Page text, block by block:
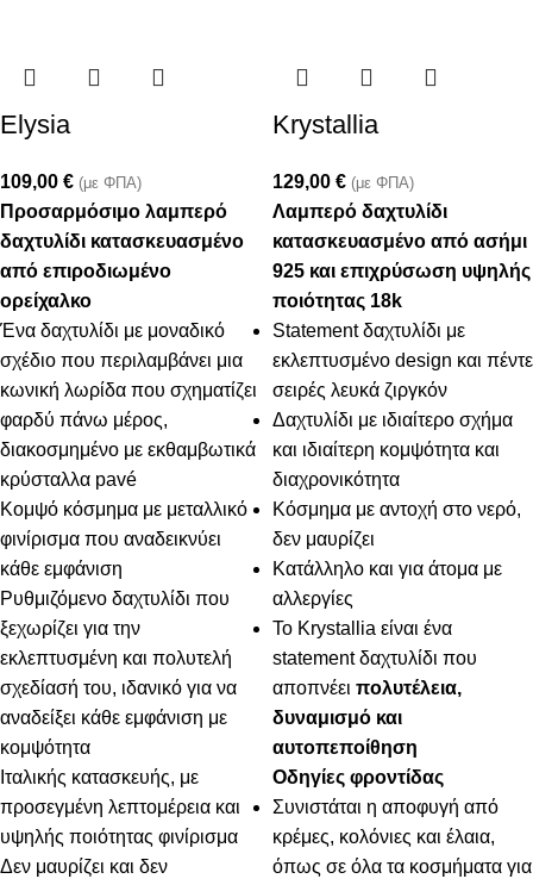
Elysia
109,00 € (με ΦΠΑ)
Προσαρμόσιμο λαμπερό
δαχτυλίδι κατασκευασμένο
από επιροδιωμένο
ορείχαλκο
Ένα δαχτυλίδι με μοναδικό
σχέδιο που περιλαμβάνει μια
κωνική λωρίδα που σχηματίζει
φαρδύ πάνω μέρος,
διακοσμημένο με εκθαμβωτικά
κρύσταλλα pavé
Κομψό κόσμημα με μεταλλικό
φινίρισμα που αναδεικνύει
κάθε εμφάνιση
Ρυθμιζόμενο δαχτυλίδι που
ξεχωρίζει για την
εκλεπτυσμένη και πολυτελή
σχεδίασή του, ιδανικό για να
αναδείξει κάθε εμφάνιση με
κομψότητα
Ιταλικής κατασκευής, με
προσεγμένη λεπτομέρεια και
υψηλής ποιότητας φινίρισμα
Δεν μαυρίζει και δεν
Krystallia
129,00 € (με ΦΠΑ)
Λαμπερό δαχτυλίδι
κατασκευασμένο από ασήμι
925 και επιχρύσωση υψηλής
ποιότητας 18k
Statement δαχτυλίδι με
εκλεπτυσμένο design και πέντε
σειρές λευκά ζιργκόν
Δαχτυλίδι με ιδιαίτερο σχήμα
και ιδιαίτερη κομψότητα και
διαχρονικότητα
Κόσμημα με αντοχή στο νερό,
δεν μαυρίζει
Κατάλληλο και για άτομα με
αλλεργίες
Το Krystallia είναι ένα
statement δαχτυλίδι που
αποπνέει πολυτέλεια,
δυναμισμό και
αυτοπεποίθηση
Οδηγίες φροντίδας
Συνιστάται η αποφυγή από
κρέμες, κολόνιες και έλαια,
όπως σε όλα τα κοσμήματα για